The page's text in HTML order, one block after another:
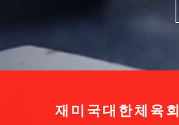
재미국대한체육회